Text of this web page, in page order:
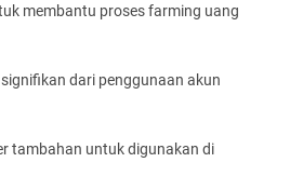
membantu proses farming uang
dari penggunaan akun
tambahan untuk digunakan di